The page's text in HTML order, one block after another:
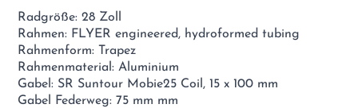
Radgröße: 28 Zoll
Rahmen: FLYER engineered, hydroformed tubing
Rahmenform: Trapez
Rahmenmaterial: Aluminium
Gabel: SR Suntour Mobie25 Coil, 15 x 100 mm
Gabel Federweg: 75 mm mm